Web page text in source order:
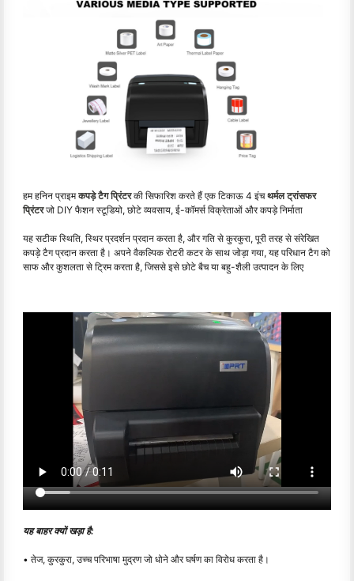
हम हनिन प्राइमकपड़े टैग प्रिंटरकी सिफारिश करते हैं एक टिकाऊ 4 इंचथर्मल ट्रांसफर
प्रिंटरजो DIY फैशन स्टूडियो, छोटे व्यवसाय, ई-कॉमर्स विक्रेताओं और कपड़े निर्माता
यह सटीक स्थिति, स्थिर प्रदर्शन प्रदान करता है, और गति से कुरकुरा, पूरी तरह से संरेखित
कपड़े टैग प्रदान करता है। अपने वैकल्पिक रोटरी कटर के साथ जोड़ा गया, यह परिधान टैग को
साफ और कुशलता से ट्रिम करता है, जिससे इसे छोटे बैच या बहु-शैली उत्पादन के लिए
यह बाहर क्यों खड़ा है:
• तेज, कुरकुरा, उच्च परिभाषा मुद्रण जो धोने और घर्षण का विरोध करता है।